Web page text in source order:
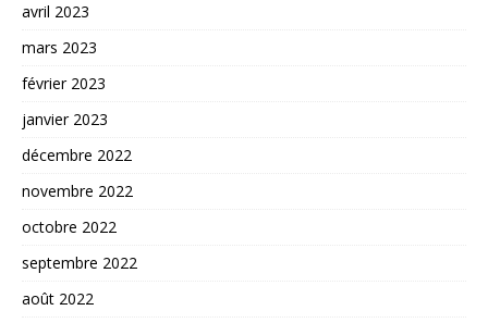
avril 2023
mars 2023
février 2023
janvier 2023
décembre 2022
novembre 2022
octobre 2022
septembre 2022
août 2022